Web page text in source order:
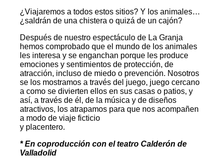
¿Viajaremos a todos estos sitios? Y los animales…
¿saldrán de una chistera o quizá de un cajón?
Después de nuestro espectáculo de La Granja
hemos comprobado que el mundo de los animales
les interesa y se enganchan porque les produce
emociones y sentimientos de protección, de
atracción, incluso de miedo o prevención. Nosotros
se los mostramos a través del juego, juego cercano
a como se divierten ellos en sus casas o patios, y
así, a través de él, de la música y de diseños
atractivos, los atrapamos para que nos acompañen
a modo de viaje ficticio
y placentero.
* En coproducción con el teatro Calderón de
Valladolid